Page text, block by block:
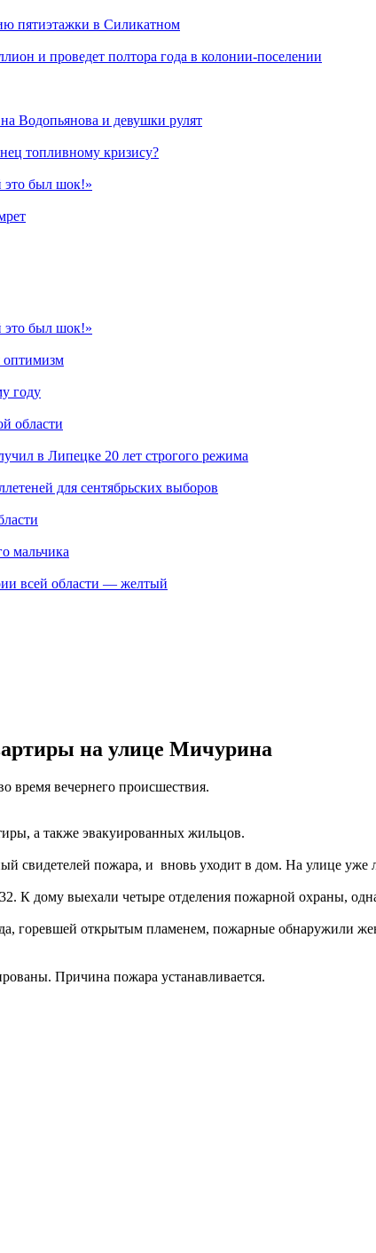
пятиэтажки в Силикатном
и проведет полтора года в колонии-поселении
Водопьянова и девушки рулят
топливному кризису?
это был шок!»
это был шок!»
оптимизм
году
области
в Липецке 20 лет строгого режима
для сентябрьских выборов
мальчика
всей области — желтый
на улице Мичурина
вечернего происшествия.
а также эвакуированных жильцов.
свидетелей пожара, и вновь уходит в дом. На улице
К дому выехали четыре отделения пожарной охраны,
горевшей открытым пламенем, пожарные обнаружили
Причина пожара устанавливается.